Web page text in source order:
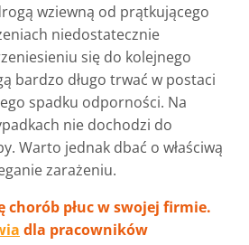
wziewną od prątkującego
niedostatecznie
się do kolejnego
bardzo długo trwać w postaci
spadku odporności. Na
nie dochodzi do
Warto jednak dbać o właściwą
zarażeniu.
płuc w swojej firmie.
dla pracowników